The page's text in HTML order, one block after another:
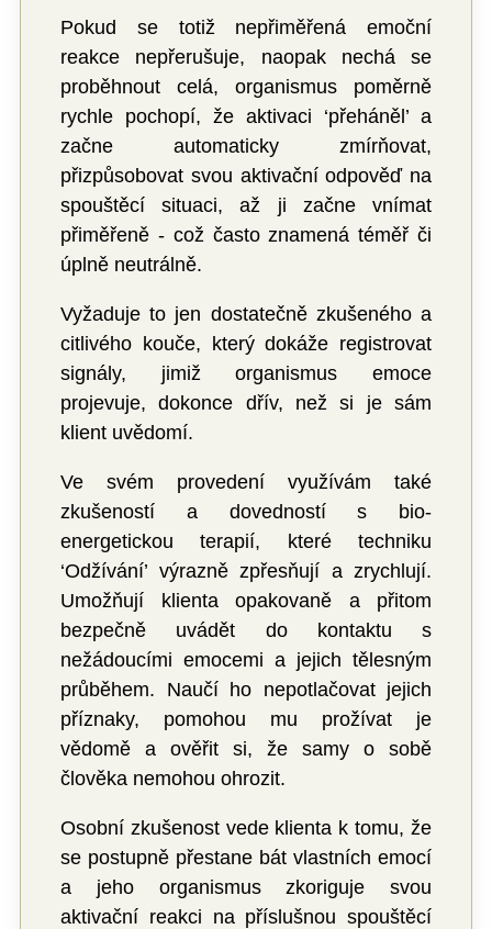
Pokud se totiž nepřiměřená emoční
reakce nepřerušuje, naopak nechá se
proběhnout celá, organismus poměrně
rychle pochopí, že aktivaci ‘přeháněl’ a
začne automaticky zmírňovat,
přizpůsobovat svou aktivační odpověď na
spouštěcí situaci, až ji začne vnímat
přiměřeně - což často znamená téměř či
úplně neutrálně.
Vyžaduje to jen dostatečně zkušeného a
citlivého kouče, který dokáže registrovat
signály, jimiž organismus emoce
projevuje, dokonce dřív, než si je sám
klient uvědomí.
Ve svém provedení využívám také
zkušeností a dovedností s bio-
energetickou terapií, které techniku
‘Odžívání’ výrazně zpřesňují a zrychlují.
Umožňují klienta opakovaně a přitom
bezpečně uvádět do kontaktu s
nežádoucími emocemi a jejich tělesným
průběhem. Naučí ho nepotlačovat jejich
příznaky, pomohou mu prožívat je
vědomě a ověřit si, že samy o sobě
člověka nemohou ohrozit.
Osobní zkušenost vede klienta k tomu, že
se postupně přestane bát vlastních emocí
a jeho organismus zkoriguje svou
aktivační reakci na příslušnou spouštěcí